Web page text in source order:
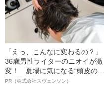
「えっ、こんなに変わるの？」
36歳男性ライターのニオイが激
変！ 夏場に気になる“頭皮のニ
オイ”や“ベタつき”を解消す
PR（株式会社スヴェンソン）